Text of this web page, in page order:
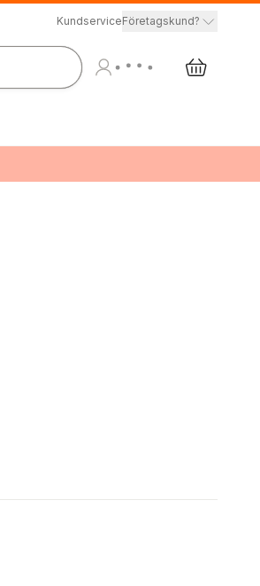
KundserviceFöretagskund?